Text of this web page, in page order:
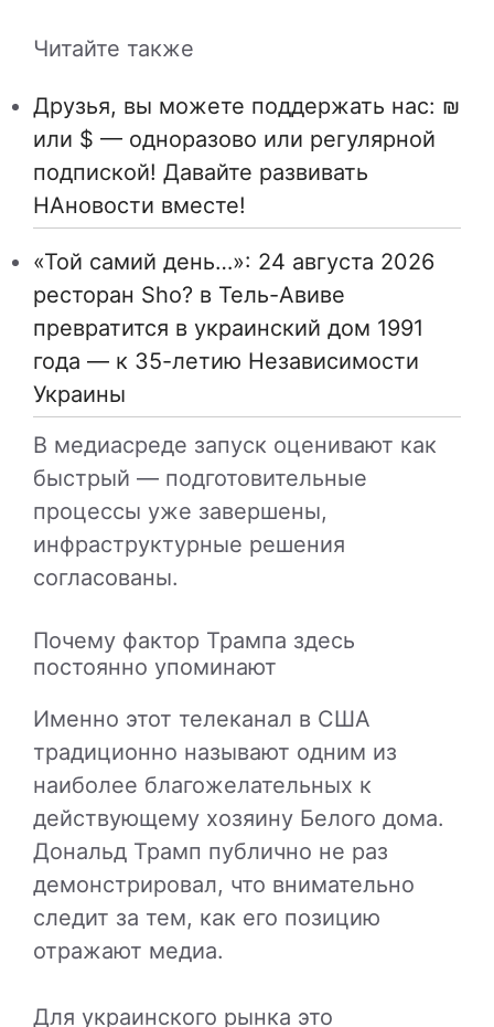
Читайте также
Друзья, вы можете поддержать нас: ₪
или $ — одноразово или регулярной
подпиской! Давайте развивать
НАновости вместе!
«Той самий день…»: 24 августа 2026
ресторан Sho? в Тель-Авиве
превратится в украинский дом 1991
года — к 35-летию Независимости
Украины
В медиасреде запуск оценивают как
быстрый — подготовительные
процессы уже завершены,
инфраструктурные решения
согласованы.
Почему фактор Трампа здесь
постоянно упоминают
Именно этот телеканал в США
традиционно называют одним из
наиболее благожелательных к
действующему хозяину Белого дома.
Дональд Трамп публично не раз
демонстрировал, что внимательно
следит за тем, как его позицию
отражают медиа.
Для украинского рынка это